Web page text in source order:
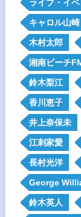
ライブ・イ
キャロル山崎
木村太郎
湘南ビーチ
鈴木梨江
香川恵子
井上奈保未
江刺家愛
長村光洋
George
鈴木英人